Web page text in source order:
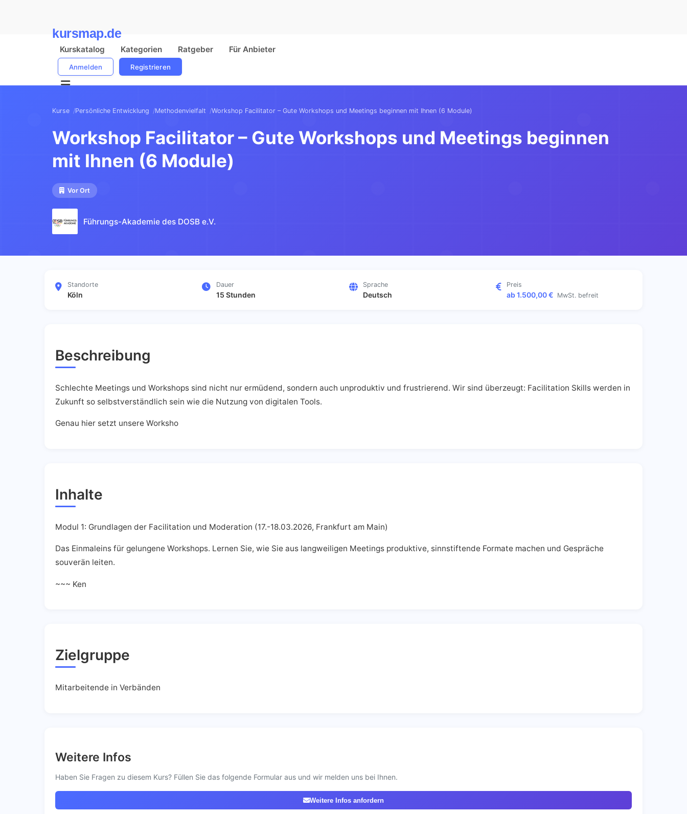
kursmap.de
Kurskatalog Kategorien Ratgeber Für Anbieter
Anmelden Registrieren
Kurse Persönliche Entwicklung Methodenvielfalt Workshop Facilitator – Gute Workshops und Meetings beginnen mit Ihnen (6 Module)
Workshop Facilitator – Gute Workshops und Meetings beginnen
mit Ihnen (6 Module)
Vor Ort
Führungs-Akademie des DOSB e.V.
Standorte
Köln
Dauer
15 Stunden
Sprache
Deutsch
Preis
ab 1.500,00 € MwSt. befreit
Beschreibung
Schlechte Meetings und Workshops sind nicht nur ermüdend, sondern auch unproduktiv und frustrierend. Wir sind überzeugt: Facilitation Skills werden in
Zukunft so selbstverständlich sein wie die Nutzung von digitalen Tools.
Genau hier setzt unsere Worksho
Inhalte
Modul 1: Grundlagen der Facilitation und Moderation (17.-18.03.2026, Frankfurt am Main)
Das Einmaleins für gelungene Workshops. Lernen Sie, wie Sie aus langweiligen Meetings produktive, sinnstiftende Formate machen und Gespräche
souverän leiten.
~~~ Ken
Zielgruppe
Mitarbeitende in Verbänden
Weitere Infos
Haben Sie Fragen zu diesem Kurs? Füllen Sie das folgende Formular aus und wir melden uns bei Ihnen.
Weitere Infos anfordern